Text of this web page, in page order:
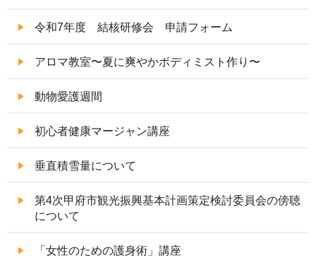
令和7年度 結核研修会 申請フォーム
アロマ教室〜夏に爽やかボディミスト作り〜
動物愛護週間
初心者健康マージャン講座
垂直積雪量について
第4次甲府市観光振興基本計画策定検討委員会の傍聴
について
「女性のための護身術」講座